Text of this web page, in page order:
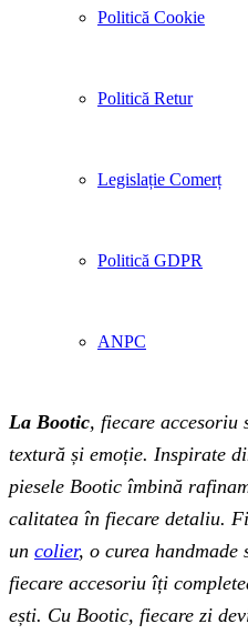
Politică Cookie
Politică Retur
Legislație Comerț
Politică GDPR
ANPC
La Bootic, fiecare accesoriu
textură și emoție. Inspirate
piesele Bootic îmbină
calitatea în fiecare detaliu.
un colier, o curea handmade
fiecare accesoriu îți
ești. Cu Bootic, fiecare zi